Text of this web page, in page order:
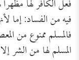
فعل الكافر لها
فيه من الفساد: إما
فالمسلم ممنوع من
المسلم لها من الشر